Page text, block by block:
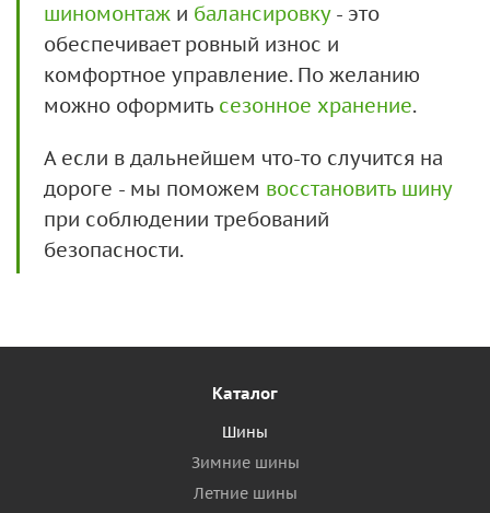
шиномонтаж и балансировку- это
обеспечивает ровный износ и
комфортное управление. По желанию
можно оформить сезонное хранение.
А если в дальнейшем что-то случится на
дороге - мы поможем восстановить шину
при соблюдении требований
безопасности.
Каталог
Шины
Зимние шины
Летние шины